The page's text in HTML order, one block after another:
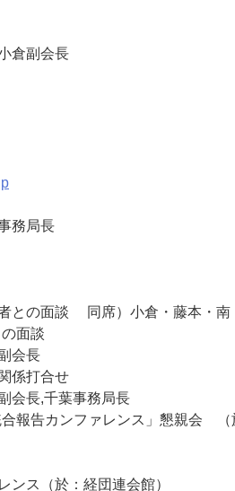
倉副会長
務局長
との面談 同席）小倉・藤本・南
面談
会長
係打合せ
会長,千葉事務局長
報告カンファレンス」懇親会 （
ンス（於：経団連会館）